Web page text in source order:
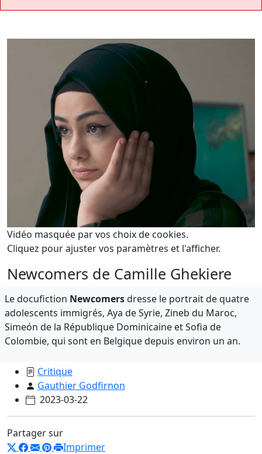
Vidéo masquée par vos choix de cookies.
Cliquez pour ajuster vos paramètres et l'afficher.
Newcomers de Camille Ghekiere
Le docufiction Newcomersdresse le portrait de quatre
adolescents immigrés, Aya de Syrie, Zineb du Maroc,
Simeón de la République Dominicaine et Sofia de
Colombie, qui sont en Belgique depuis environ un an.
Critique
Gauthier Godfirnon
2023-03-22
Partager sur
Imprimer